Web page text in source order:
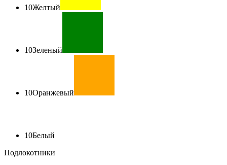
10Желтый
10Зеленый
10Оранжевый
10Белый
Подлокотники